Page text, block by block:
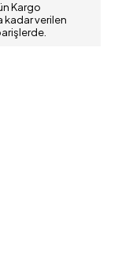
Kargo
kadar verilen